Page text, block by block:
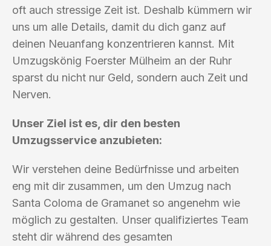
oft auch stressige Zeit ist. Deshalb kümmern wir
uns um alle Details, damit du dich ganz auf
deinen Neuanfang konzentrieren kannst. Mit
Umzugskönig Foerster Mülheim an der Ruhr
sparst du nicht nur Geld, sondern auch Zeit und
Nerven.
Unser Ziel ist es, dir den besten
Umzugsservice anzubieten:
Wir verstehen deine Bedürfnisse und arbeiten
eng mit dir zusammen, um den Umzug nach
Santa Coloma de Gramanet so angenehm wie
möglich zu gestalten. Unser qualifiziertes Team
steht dir während des gesamten